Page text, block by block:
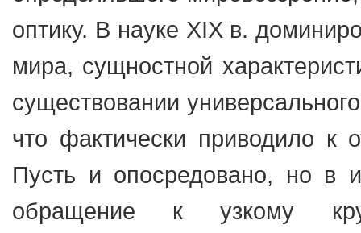
оптику. В науке XIX в.
мира, сущностной
существовании
что фактически приводило к
Пусть и опосредовано, но в
обращение к узкому